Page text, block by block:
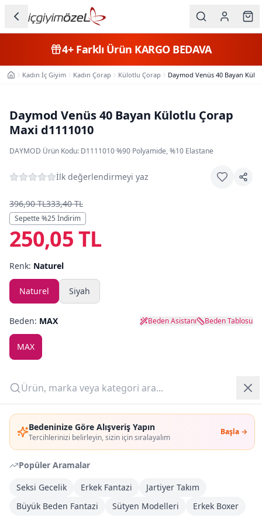
Bedeninize Göre Alışveriş Yapın
Tercihlerinizi belirleyin, sizin için sıralayalım
Başla →
Popüler Aramalar
Seksi Gecelik
Erkek Fantazi
Jartiyer Takım
Büyük Beden Fantazi
Sütyen Modelleri Erkek Boxer
Kategorileri
Çocuk
Beden
Markalar
Plaj & Mayo
Yazlık Pijama
Yeni Gelenler
Giriş Yap
Üye Ol
4+Farklı Ürün KARGO BEDAVA
Ana SayfaKadın İç Giyim Kadın Çorap Külotlu Çorap Daymod Venüs 40 Bayan
Daymod Venüs 40 Bayan Külotlu Çorap
Maxi d1111010
DAYMOD·Ürün Kodu: D1111010·%90 Polyamide, %10 Elastane
İlk değerlendirmeyi yaz
396,90 TL333,40 TL
Sepette %25 İndirim
250,05 TL
Renk: Naturel
Naturel Siyah
Beden: MAX Beden Asistanı Beden Tablosu
MAX
Adet:
Sepete Ekle
Şimdi Al
DHL Kargoya Teslim